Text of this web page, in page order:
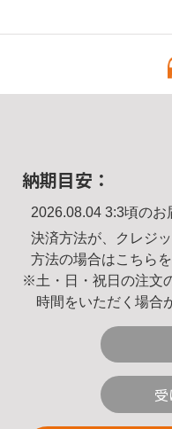
納期目安：
2026.08.04 3:3頃のお
決済方法が、クレジ
方法の場合はこちら
※土・日・祝日の注文
時間をいただく場合